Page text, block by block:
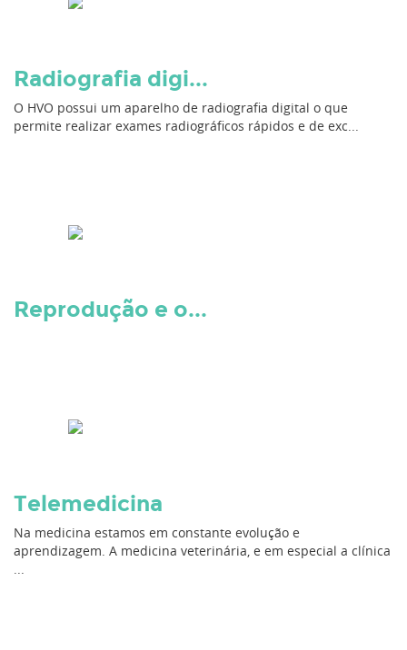
Radiografia digi...
O HVO possui um aparelho de radiografia digital o que
permite realizar exames radiográficos rápidos e de exc...
Reprodução e o...
Telemedicina
Na medicina estamos em constante evolução e
aprendizagem. A medicina veterinária, e em especial a clínica
...